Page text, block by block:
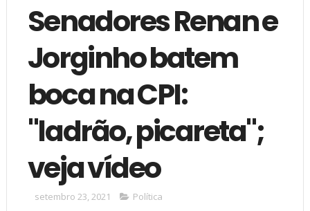
Senadores Renan e
Jorginho batem
boca na CPI:
"ladrão, picareta";
veja vídeo
setembro 23, 2021 Política